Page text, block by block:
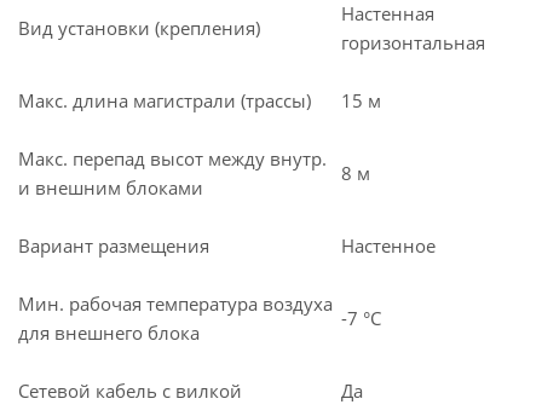
Вид установки (крепления)
Настенная
горизонтальная
Макс. длина магистрали (трассы) 15 м
Макс. перепад высот между внутр.
и внешним блоками
8 м
Вариант размещения Настенное
Мин. рабочая температура воздуха
для внешнего блока
-7 °С
Сетевой кабель с вилкой Да